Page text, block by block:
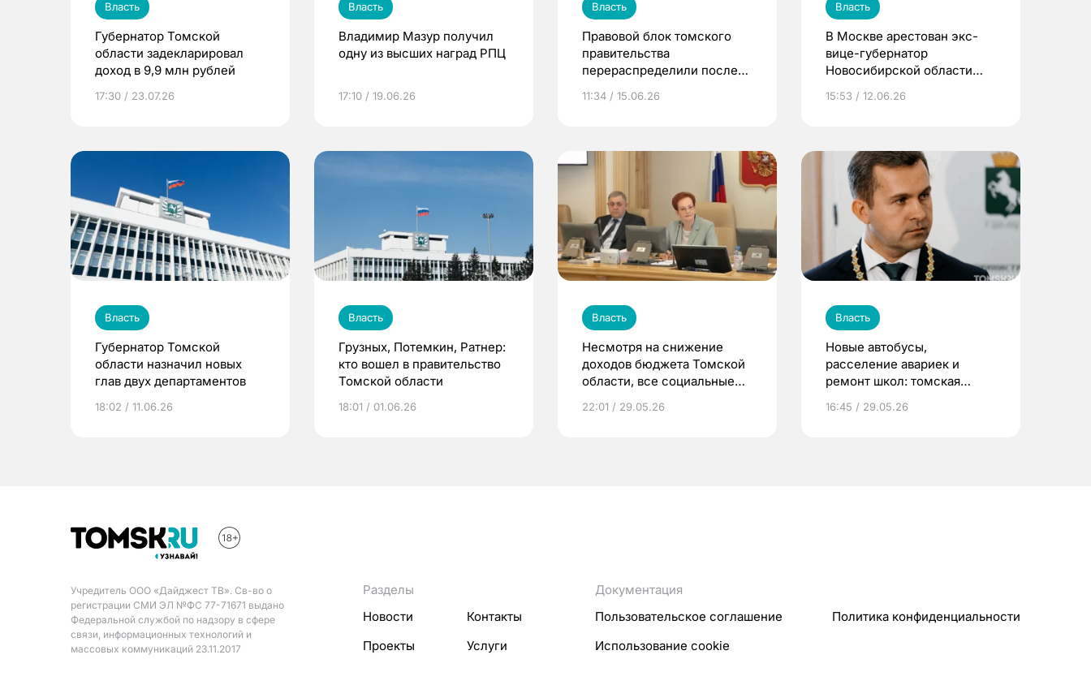
Власть
Губернатор Томской
области задекларировал
доход в 9,9 млн рублей
17:30 / 23.07.26
Власть
Владимир Мазур получил
одну из высших наград РПЦ
17:10 / 19.06.26
Власть
Правовой блок томского
правительства
перераспределили после
Филиппова
11:34 / 15.06.26
Власть
В Москве арестован экс-
вице-губернатор
Новосибирской области
наркотиках
15:53 / 12.06.26
Власть
Губернатор Томской
области назначил новых
глав двух департаментов
18:02 / 11.06.26
Власть
Грузных, Потемкин, Ратнер:
кто вошел в правительство
Томской области
18:01 / 01.06.26
Власть
Несмотря на снижение
доходов бюджета Томской
области, все социальные
населением
22:01 / 29.05.26
Власть
Новые автобусы,
расселение авариек и
ремонт школ: томская
мэра за 2025 год
16:45 / 29.05.26
Учредитель ООО «Дайджест ТВ». Св-во о
регистрации СМИ ЭЛ №ФС 77-71671 выдано
Федеральной службой по надзору в сфере
связи, информационных технологий и
массовых коммуникаций 23.11.2017
Разделы
Новости
Контакты
Проекты
Услуги
Документация
Пользовательское соглашение
Политика конфиденциальности
Использование cookie